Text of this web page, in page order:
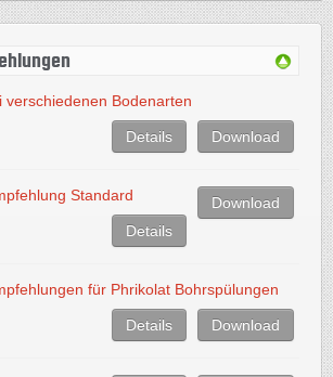
verschiedenen Bodenarten
Download
Details
Standard
Download
Details
für Phrikolat Bohrspülungen
Download
Details